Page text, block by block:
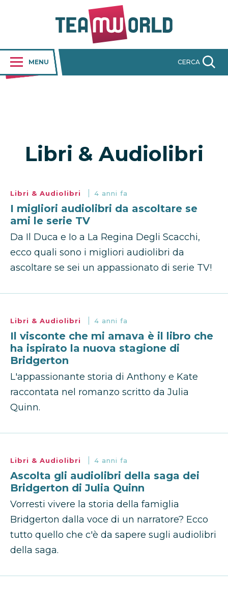
MENU CERCA
Libri & Audiolibri
Libri & Audiolibri 4 anni fa
I migliori audiolibri da ascoltare se
ami le serie TV
Da Il Duca e Io a La Regina Degli Scacchi,
ecco quali sono i migliori audiolibri da
ascoltare se sei un appassionato di serie TV!
Libri & Audiolibri 4 anni fa
Il visconte che mi amava è il libro che
ha ispirato la nuova stagione di
Bridgerton
L'appassionante storia di Anthony e Kate
raccontata nel romanzo scritto da Julia
Quinn.
Libri & Audiolibri 4 anni fa
Ascolta gli audiolibri della saga dei
Bridgerton di Julia Quinn
Vorresti vivere la storia della famiglia
Bridgerton dalla voce di un narratore? Ecco
tutto quello che c'è da sapere sugli audiolibri
della saga.